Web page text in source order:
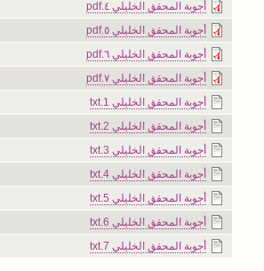
أجوبة المحقق الخليلي ٤.pdf
أجوبة المحقق الخليلي ٥.pdf
أجوبة المحقق الخليلي ٦.pdf
أجوبة المحقق الخليلي ٧.pdf
أجوبة المحقق الخليلي 1.txt
أجوبة المحقق الخليلي 2.txt
أجوبة المحقق الخليلي 3.txt
أجوبة المحقق الخليلي 4.txt
أجوبة المحقق الخليلي 5.txt
أجوبة المحقق الخليلي 6.txt
أجوبة المحقق الخليلي 7.txt